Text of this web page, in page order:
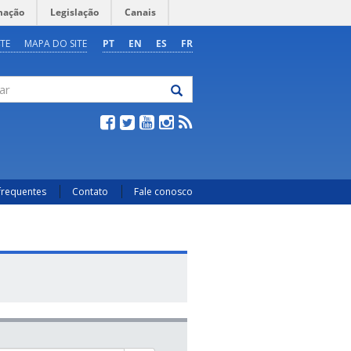
Legislação Canais
PT EN ES FR
MAPA DO SITE
Contato Fale conosco